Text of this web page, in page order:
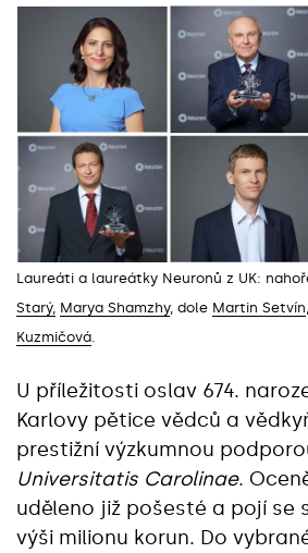
Laureáti a laureátky Neuronů z UK:
Starý, Marya Shamzhy, dole Martin Setvín,
Kuzmičová.
U příležitosti oslav 674.
Karlovy pětice vědců a
prestižní výzkumnou
Universitatis Carolinae.
uděleno již pošesté a pojí se
výši milionu korun. Do